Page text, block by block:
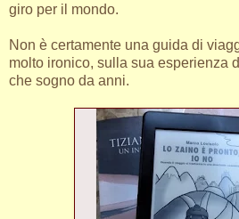
giro per il mondo.
Non è certamente una guida di
molto ironico, sulla sua esperienza
che sogno da anni.